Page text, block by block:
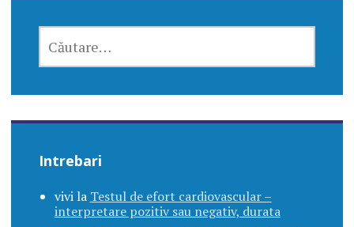
DUPĂ:
Intrebari
vivila Testul de efort cardiovascular –
interpretare pozitiv sau negativ, durata